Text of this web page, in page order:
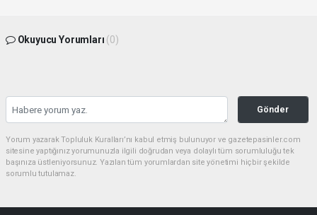
Okuyucu Yorumları (0)
Gönder
Yorum yazarak Topluluk Kuralları’nı kabul etmiş bulunuyor ve gazetepasinler.com
sitesine yaptığınız yorumunuzla ilgili doğrudan veya dolaylı tüm sorumluluğu tek
başınıza üstleniyorsunuz. Yazılan tüm yorumlardan site yönetimi hiçbir şekilde
sorumlu tutulamaz.